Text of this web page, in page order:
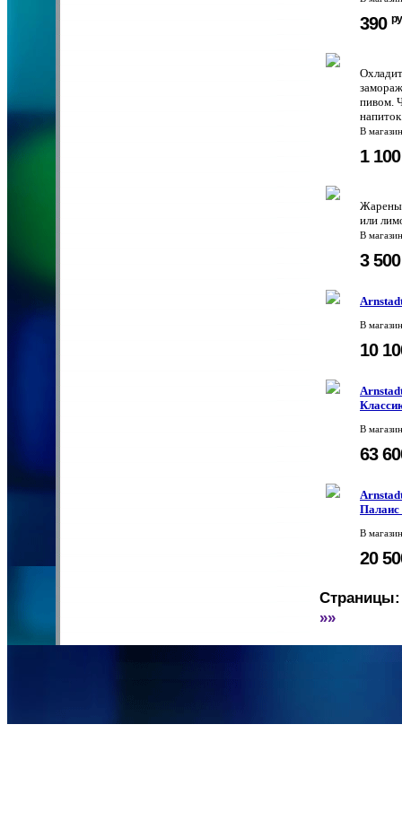
390
пивом.
В
1
или
В
3
В
10
В
63
Палаис
В
20
Страницы:
»»